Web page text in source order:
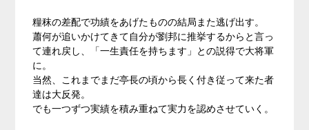
糧秣の差配で功績をあげたものの結局また逃げ出す。
蕭何が追いかけてきて自分が劉邦に推挙するからと言っ
て連れ戻し、「一生責任を持ちます」との説得で大将軍
に。
当然、これまでまだ亭長の頃から長く付き従って来た者
達は大反発。
でも一つずつ実績を積み重ねて実力を認めさせていく。